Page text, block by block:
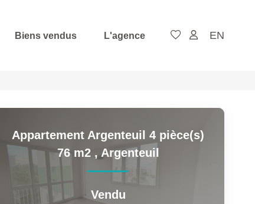
Biens vendus L'agence EN
Appartement Argenteuil 4 pièce(s)
76 m2 , Argenteuil
Vendu